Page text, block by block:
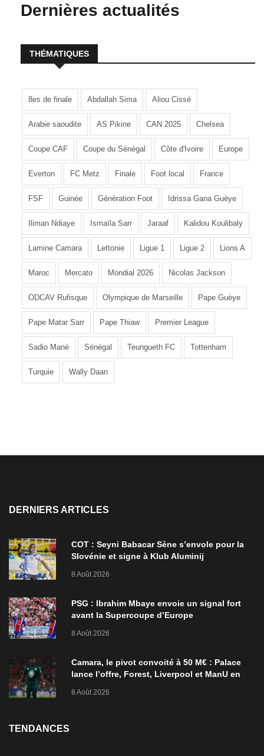
Dernières actualités
THÉMATIQUES
8es de finale Abdallah Sima Aliou Cissé
Arabie saoudite AS Pikine CAN 2025 Chelsea
Coupe CAF Coupe du Sénégal Côte d'Ivoire Europe
Everton FC Metz Finale Foot local France
FSF Guinée Génération Foot Idrissa Gana Guèye
Iliman Ndiaye Ismaïla Sarr Jaraaf Kalidou Koulibaly
Lamine Camara Lettonie Ligue 1 Ligue 2 Lions A
Maroc Mercato Mondial 2026 Nicolas Jackson
ODCAV Rufisque Olympique de Marseille Pape Guèye
Pape Matar Sarr Pape Thiaw Premier League
Sadio Mané Sénégal Teungueth FC Tottenham
Turquie Wally Daan
DERNIERS ARTICLES
COT : Seyni Babacar Sène s’envole pour la
Slovénie et signe à Klub Aluminij
8 Août 2026
PSG : Ibrahim Mbaye envoie un signal fort
avant la Supercoupe d’Europe
8 Août 2026
Camara, le pivot convoité à 50 M€ : Palace
lance l’offre, Forest, Liverpool et ManU en
8 Août 2026
TENDANCES